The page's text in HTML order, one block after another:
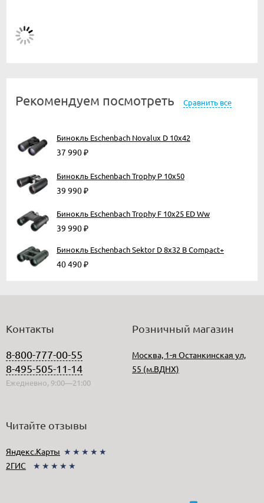
Рекомендуем посмотреть Сравнить все
Бинокль Eschenbach Novalux D 10x42
37 990₽
Бинокль Eschenbach Trophy P 10x50
39 990₽
Бинокль Eschenbach Trophy F 10x25 ED Ww
39 990₽
Бинокль Eschenbach Sektor D 8x32 B Compact+
40 490₽
Контакты
8-800-777-00-55
8-495-505-11-14
Ежедневно, 9:00—21:00
Розничный магазин
Москва, 1-я Останкинская ул,
55 (м.ВДНХ)
Читайте отзывы
Яндекс.Карты ★★★★★
2ГИС
★★★★★